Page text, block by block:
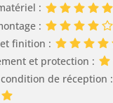
:
:
finition :
et protection :
de réception :